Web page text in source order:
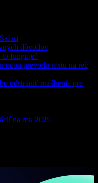
dôvodov
to funguje?
prevodu textu na reč
odstrániť rozšírenia pre
na rok 2025